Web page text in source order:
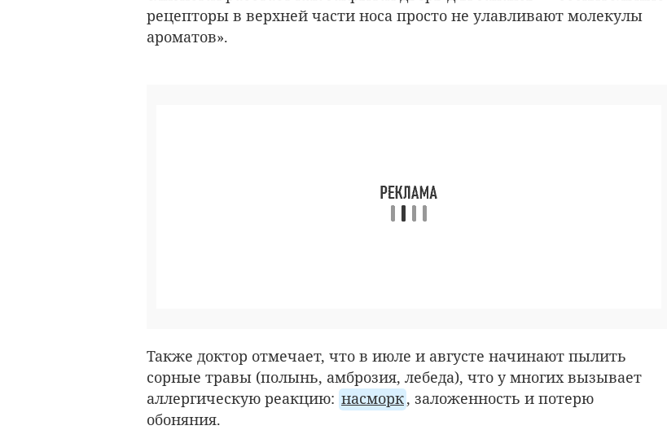
рецепторы в верхней части носа просто не улавливают молекулы
ароматов».
Также доктор отмечает, что в июле и августе начинают пылить
сорные травы (полынь, амброзия, лебеда), что у многих вызывает
аллергическую реакцию: насморк, заложенность и потерю
обоняния.